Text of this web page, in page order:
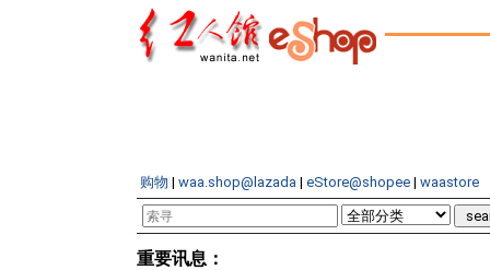
购物 | waa.shop@lazada | eStore@shopee | waastore
重要讯息：